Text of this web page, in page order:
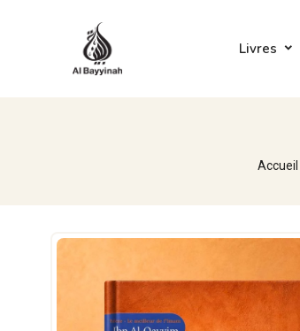
Livres
Accueil